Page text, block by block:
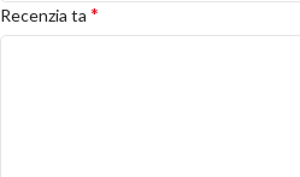
Recenzia ta *